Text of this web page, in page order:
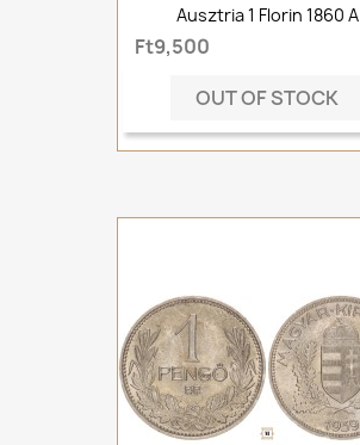
Ausztria 1 Florin 1860 A
Ft9,500
OUT OF STOCK